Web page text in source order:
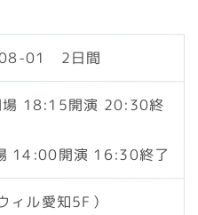
01 2日間
18:15開演 20:30終
開演 16:30終了
ィル愛知5F）